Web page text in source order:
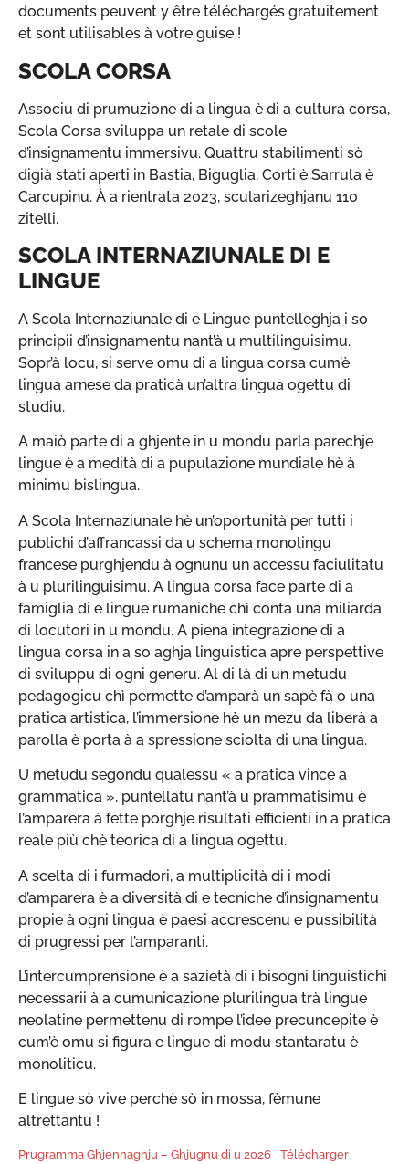
documents peuvent y être téléchargés gratuitement
et sont utilisables à votre guise !
SCOLA CORSA
Associu di prumuzione di a lingua è di a cultura corsa,
Scola Corsa sviluppa un retale di scole
d’insignamentu immersivu. Quattru stabilimenti sò
digià stati aperti in Bastia, Biguglia, Corti è Sarrula è
Carcupinu. À a rientrata 2023, scularizeghjanu 110
zitelli.
SCOLA INTERNAZIUNALE DI E
LINGUE
A Scola Internaziunale di e Lingue puntelleghja i so
principii d’insignamentu nant’à u multilinguisimu.
Sopr’à locu, si serve omu di a lingua corsa cum’è
lingua arnese da praticà un’altra lingua ogettu di
studiu.
A maiò parte di a ghjente in u mondu parla parechje
lingue è a medità di a pupulazione mundiale hè à
minimu bislingua.
A Scola Internaziunale hè un’oportunità per tutti i
publichi d’affrancassi da u schema monolingu
francese purghjendu à ognunu un accessu faciulitatu
à u plurilinguisimu. A lingua corsa face parte di a
famiglia di e lingue rumaniche chì conta una miliarda
di locutori in u mondu. A piena integrazione di a
lingua corsa in a so aghja linguistica apre perspettive
di sviluppu di ogni generu. Al di là di un metudu
pedagogicu chì permette d’amparà un sapè fà o una
pratica artistica, l’immersione hè un mezu da liberà a
parolla è porta à a spressione sciolta di una lingua.
U metudu segondu qualessu « a pratica vince a
grammatica », puntellatu nant’à u prammatisimu è
l’amparera à fette porghje risultati efficienti in a pratica
reale più chè teorica di a lingua ogettu.
A scelta di i furmadori, a multiplicità di i modi
d’amparera è a diversità di e tecniche d’insignamentu
propie à ogni lingua è paesi accrescenu e pussibilità
di prugressi per l’amparanti.
L’intercumprensione è a sazietà di i bisogni linguistichi
necessarii à a cumunicazione plurilingua trà lingue
neolatine permettenu di rompe l’idee precuncepite è
cum’è omu si figura e lingue di modu stantaratu è
monoliticu.
E lingue sò vive perchè sò in mossa, fèmune
altrettantu !
Prugramma Ghjennaghju – Ghjugnu di u 2026 Télécharger